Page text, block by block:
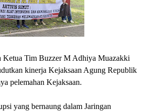
Ketua Tim Buzzer M Adhiya Muazakki
kinerja Kejaksaan Agung Republik
pelemahan Kejaksaan.
yang bernaung dalam Jaringan